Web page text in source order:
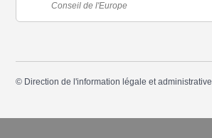
Conseil de l'Europe
© Direction de l'information légale et administrative